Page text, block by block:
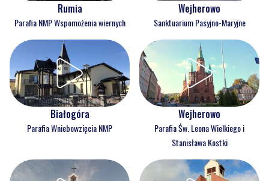
Rumia
Parafia NMP Wspomożenia wiernych
Wejherowo
Sanktuarium Pasyjno-Maryjne
Białogóra
Parafia Wniebowzięcia NMP
Wejherowo
Parafia Św. Leona Wielkiego i
Stanisława Kostki